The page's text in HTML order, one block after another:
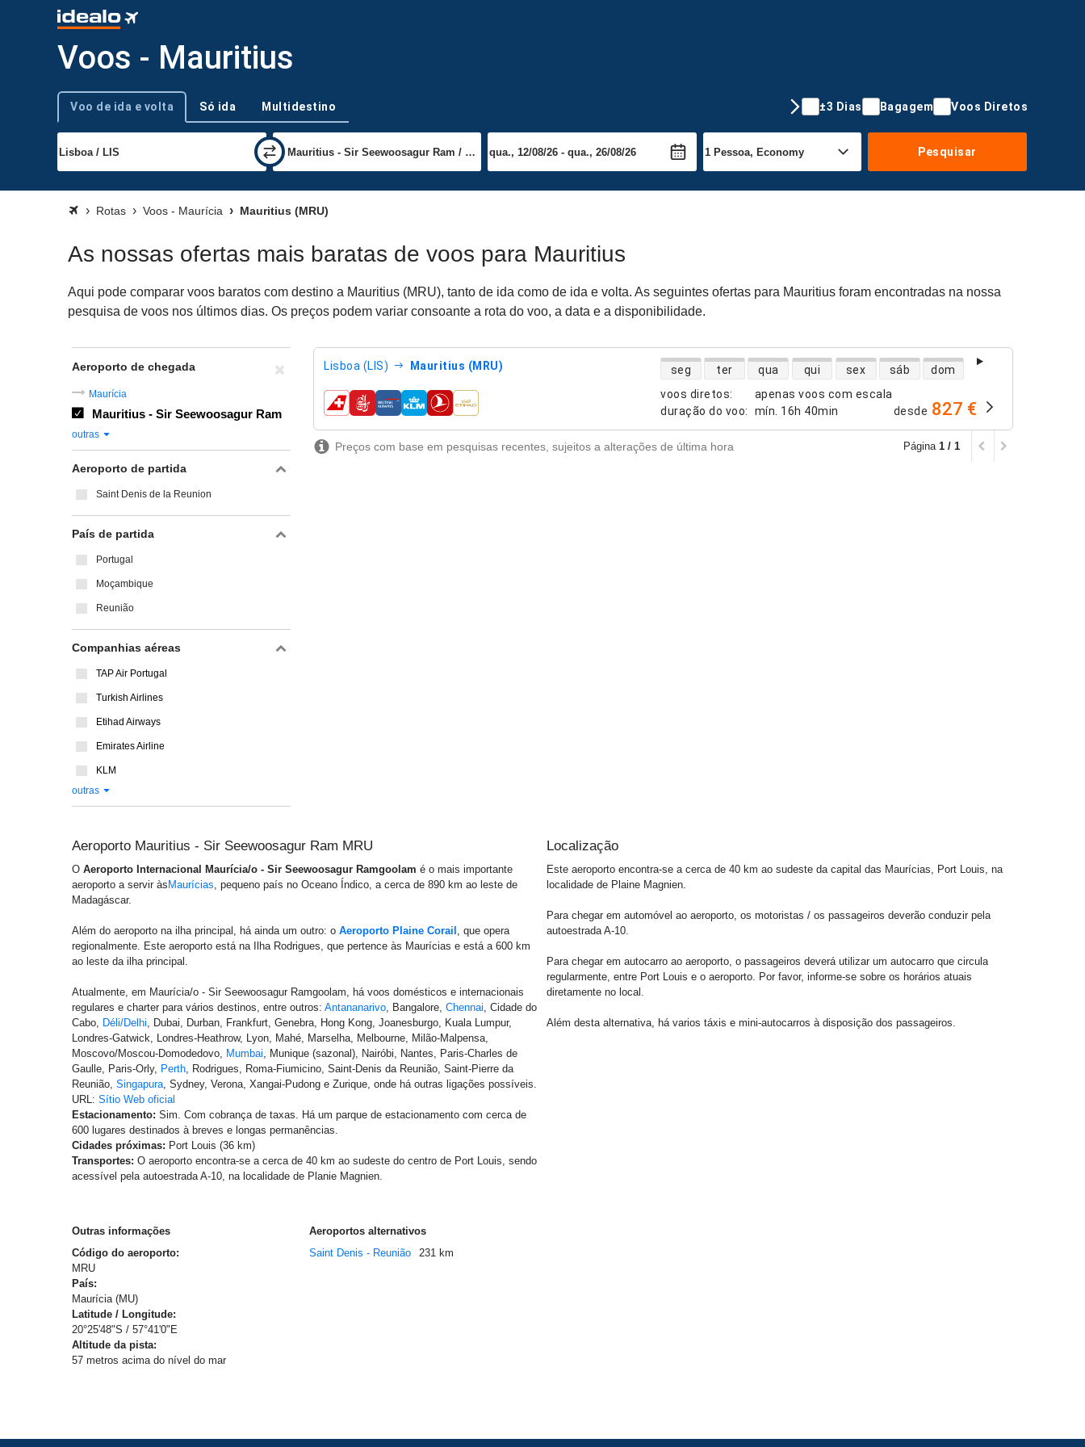
Voos - Mauritius
Tipo de viagem
Voo de ida e volta Só ida Multidestino ±3 Dias Bagagem Voos Diretos
Pesquisar
Rotas Voos - Maurícia Mauritius (MRU)
As nossas ofertas mais baratas de voos para Mauritius
Aqui pode comparar voos baratos com destino a Mauritius (MRU), tanto de ida como de ida e volta. As seguintes ofertas para Mauritius foram encontradas na nossa
pesquisa de voos nos últimos dias. Os preços podem variar consoante a rota do voo, a data e a disponibilidade.
Lisboa (LIS) Mauritius (MRU)
voos diretos:
apenas voos com escala
duração do voo: mín. 16h 40min
disponibilidade de voos diretos
seg ter qua qui sex sáb dom
companhias aéreas desde 827 €
Preços com base em pesquisas recentes, sujeitos a alterações de última hora Página 1 / 1
Aeroporto de chegada
Maurícia
Mauritius - Sir Seewoosagur Ram
outras
Aeroporto de partida
Saint Denis de la Reunion
País de partida
Portugal
Moçambique
Reunião
Companhias aéreas
TAP Air Portugal
Turkish Airlines
Etihad Airways
Emirates Airline
KLM
outras
Aeroporto Mauritius - Sir Seewoosagur Ram MRU
O Aeroporto Internacional Maurícia/o - Sir Seewoosagur Ramgoolam é o mais importante
aeroporto a servir às Maurícias, pequeno país no Oceano Índico, a cerca de 890 km ao leste de
Madagáscar.
Além do aeroporto na ilha principal, há ainda um outro: o Aeroporto Plaine Corail , que opera
regionalmente. Este aeroporto está na Ilha Rodrigues, que pertence às Maurícias e está a 600 km
ao leste da ilha principal.
Atualmente, em Maurícia/o - Sir Seewoosagur Ramgoolam, há voos domésticos e internacionais
regulares e charter para vários destinos, entre outros: Antananarivo, Bangalore, Chennai, Cidade do
Cabo, Déli/Delhi, Dubai, Durban, Frankfurt, Genebra, Hong Kong, Joanesburgo, Kuala Lumpur,
Londres-Gatwick, Londres-Heathrow, Lyon, Mahé, Marselha, Melbourne, Milão-Malpensa,
Moscovo/Moscou-Domodedovo, Mumbai, Munique (sazonal), Nairóbi, Nantes, Paris-Charles de
Gaulle, Paris-Orly, Perth, Rodrigues, Roma-Fiumicino, Saint-Denis da Reunião, Saint-Pierre da
Reunião, Singapura, Sydney, Verona, Xangai-Pudong e Zurique, onde há outras ligações possíveis.
URL: Sítio Web oficial
Estacionamento: Sim. Com cobrança de taxas. Há um parque de estacionamento com cerca de
600 lugares destinados à breves e longas permanências.
Cidades próximas: Port Louis (36 km)
Transportes: O aeroporto encontra-se a cerca de 40 km ao sudeste do centro de Port Louis, sendo
acessível pela autoestrada A-10, na localidade de Planie Magnien.
Localização
Este aeroporto encontra-se a cerca de 40 km ao sudeste da capital das Maurícias, Port Louis, na
localidade de Plaine Magnien.
Para chegar em automóvel ao aeroporto, os motoristas / os passageiros deverão conduzir pela
autoestrada A-10.
Para chegar em autocarro ao aeroporto, o passageiros deverá utilizar um autocarro que circula
regularmente, entre Port Louis e o aeroporto. Por favor, informe-se sobre os horários atuais
diretamente no local.
Além desta alternativa, há varios táxis e mini-autocarros à disposição dos passageiros.
Outras informações
Código do aeroporto:
MRU
País:
Maurícia (MU)
Latitude / Longitude:
20°25'48"S / 57°41'0"E
Altitude da pista:
57 metros acima do nível do mar
Aeroportos alternativos
Saint Denis - Reunião
231 km